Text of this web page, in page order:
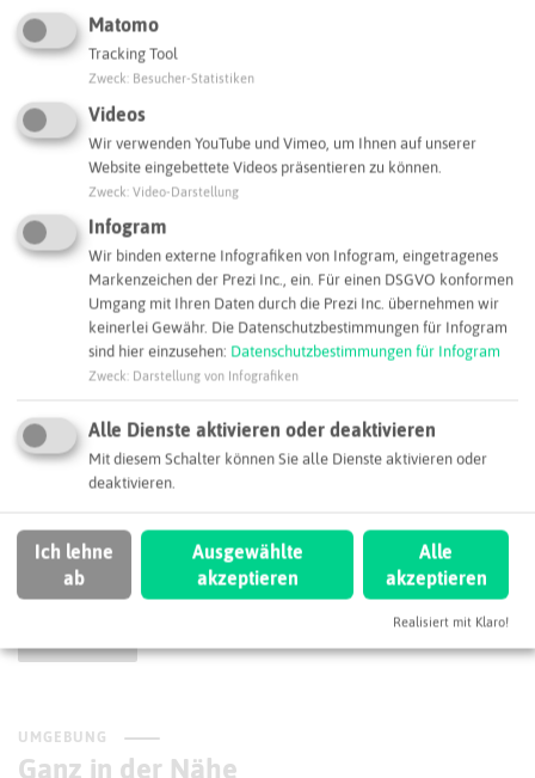
Adresse:
Cummins Hydrogenics GmbH
Albert-Einstein-Allee 24
45699 Herten
SCHLAGWORTE
Regiochemie Wasserstoff
UMGEBUNG
Ganz in der Nähe
Matomo
Tracking Tool
Zweck Besucher-Statistiken
Videos
Wir verwenden YouTube und Vimeo, um Ihnen auf unserer
Website eingebettete Videos präsentieren zu können.
Zweck Video-Darstellung
Infogram
Wir binden externe Infografiken von Infogram, eingetragenes
Markenzeichen der Prezi Inc., ein. Für einen DSGVO konformen
Umgang mit Ihren Daten durch die Prezi Inc. übernehmen wir
keinerlei Gewähr. Die Datenschutzbestimmungen für Infogram
sind hier einzusehen: Datenschutzbestimmungen für Infogram
Zweck Darstellung von Infografiken
Alle Dienste aktivieren oder deaktivieren
Mit diesem Schalter können Sie alle Dienste aktivieren oder
deaktivieren.
Ich lehne
ab
Ausgewählte
akzeptieren
Alle
akzeptieren
Realisiert mit Klaro!